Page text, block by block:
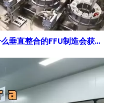
内部电机生产的功率：为什么垂直整合的FFU制造会获胜| 得胜鑫